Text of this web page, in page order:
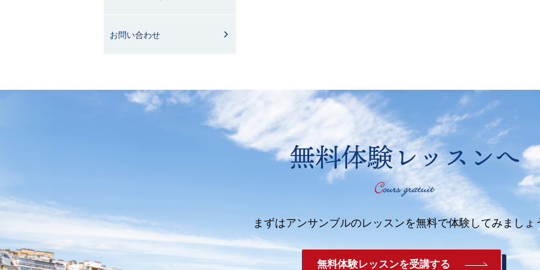
お問い合わせ
無料体験レッスンへ
まずはアンサンブルのレッスンを無料で体験してみましょ
無料体験レッスンを受講する